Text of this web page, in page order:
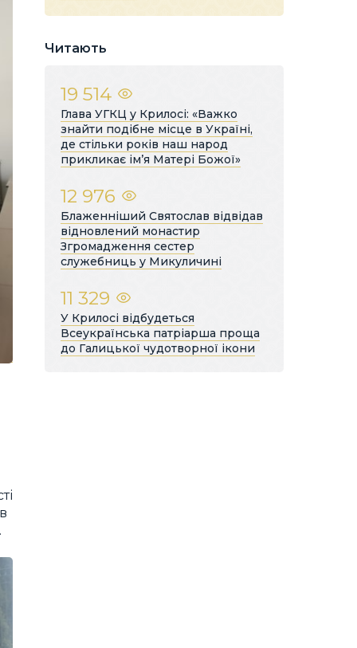
Читають
19 514
Глава УГКЦ у Крилосі: «Важко
знайти подібне місце в Україні,
де стільки років наш народ
прикликає ім’я Матері Божої»
12 976
Блаженніший Святослав відвідав
відновлений монастир
Згромадження сестер
служебниць у Микуличині
11 329
У Крилосі відбудеться
Всеукраїнська патріарша проща
до Галицької чудотворної ікони